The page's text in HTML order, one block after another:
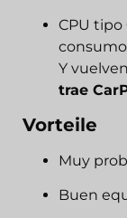
CPU tipo
Y
trae
Vorteile
Muy
Buen